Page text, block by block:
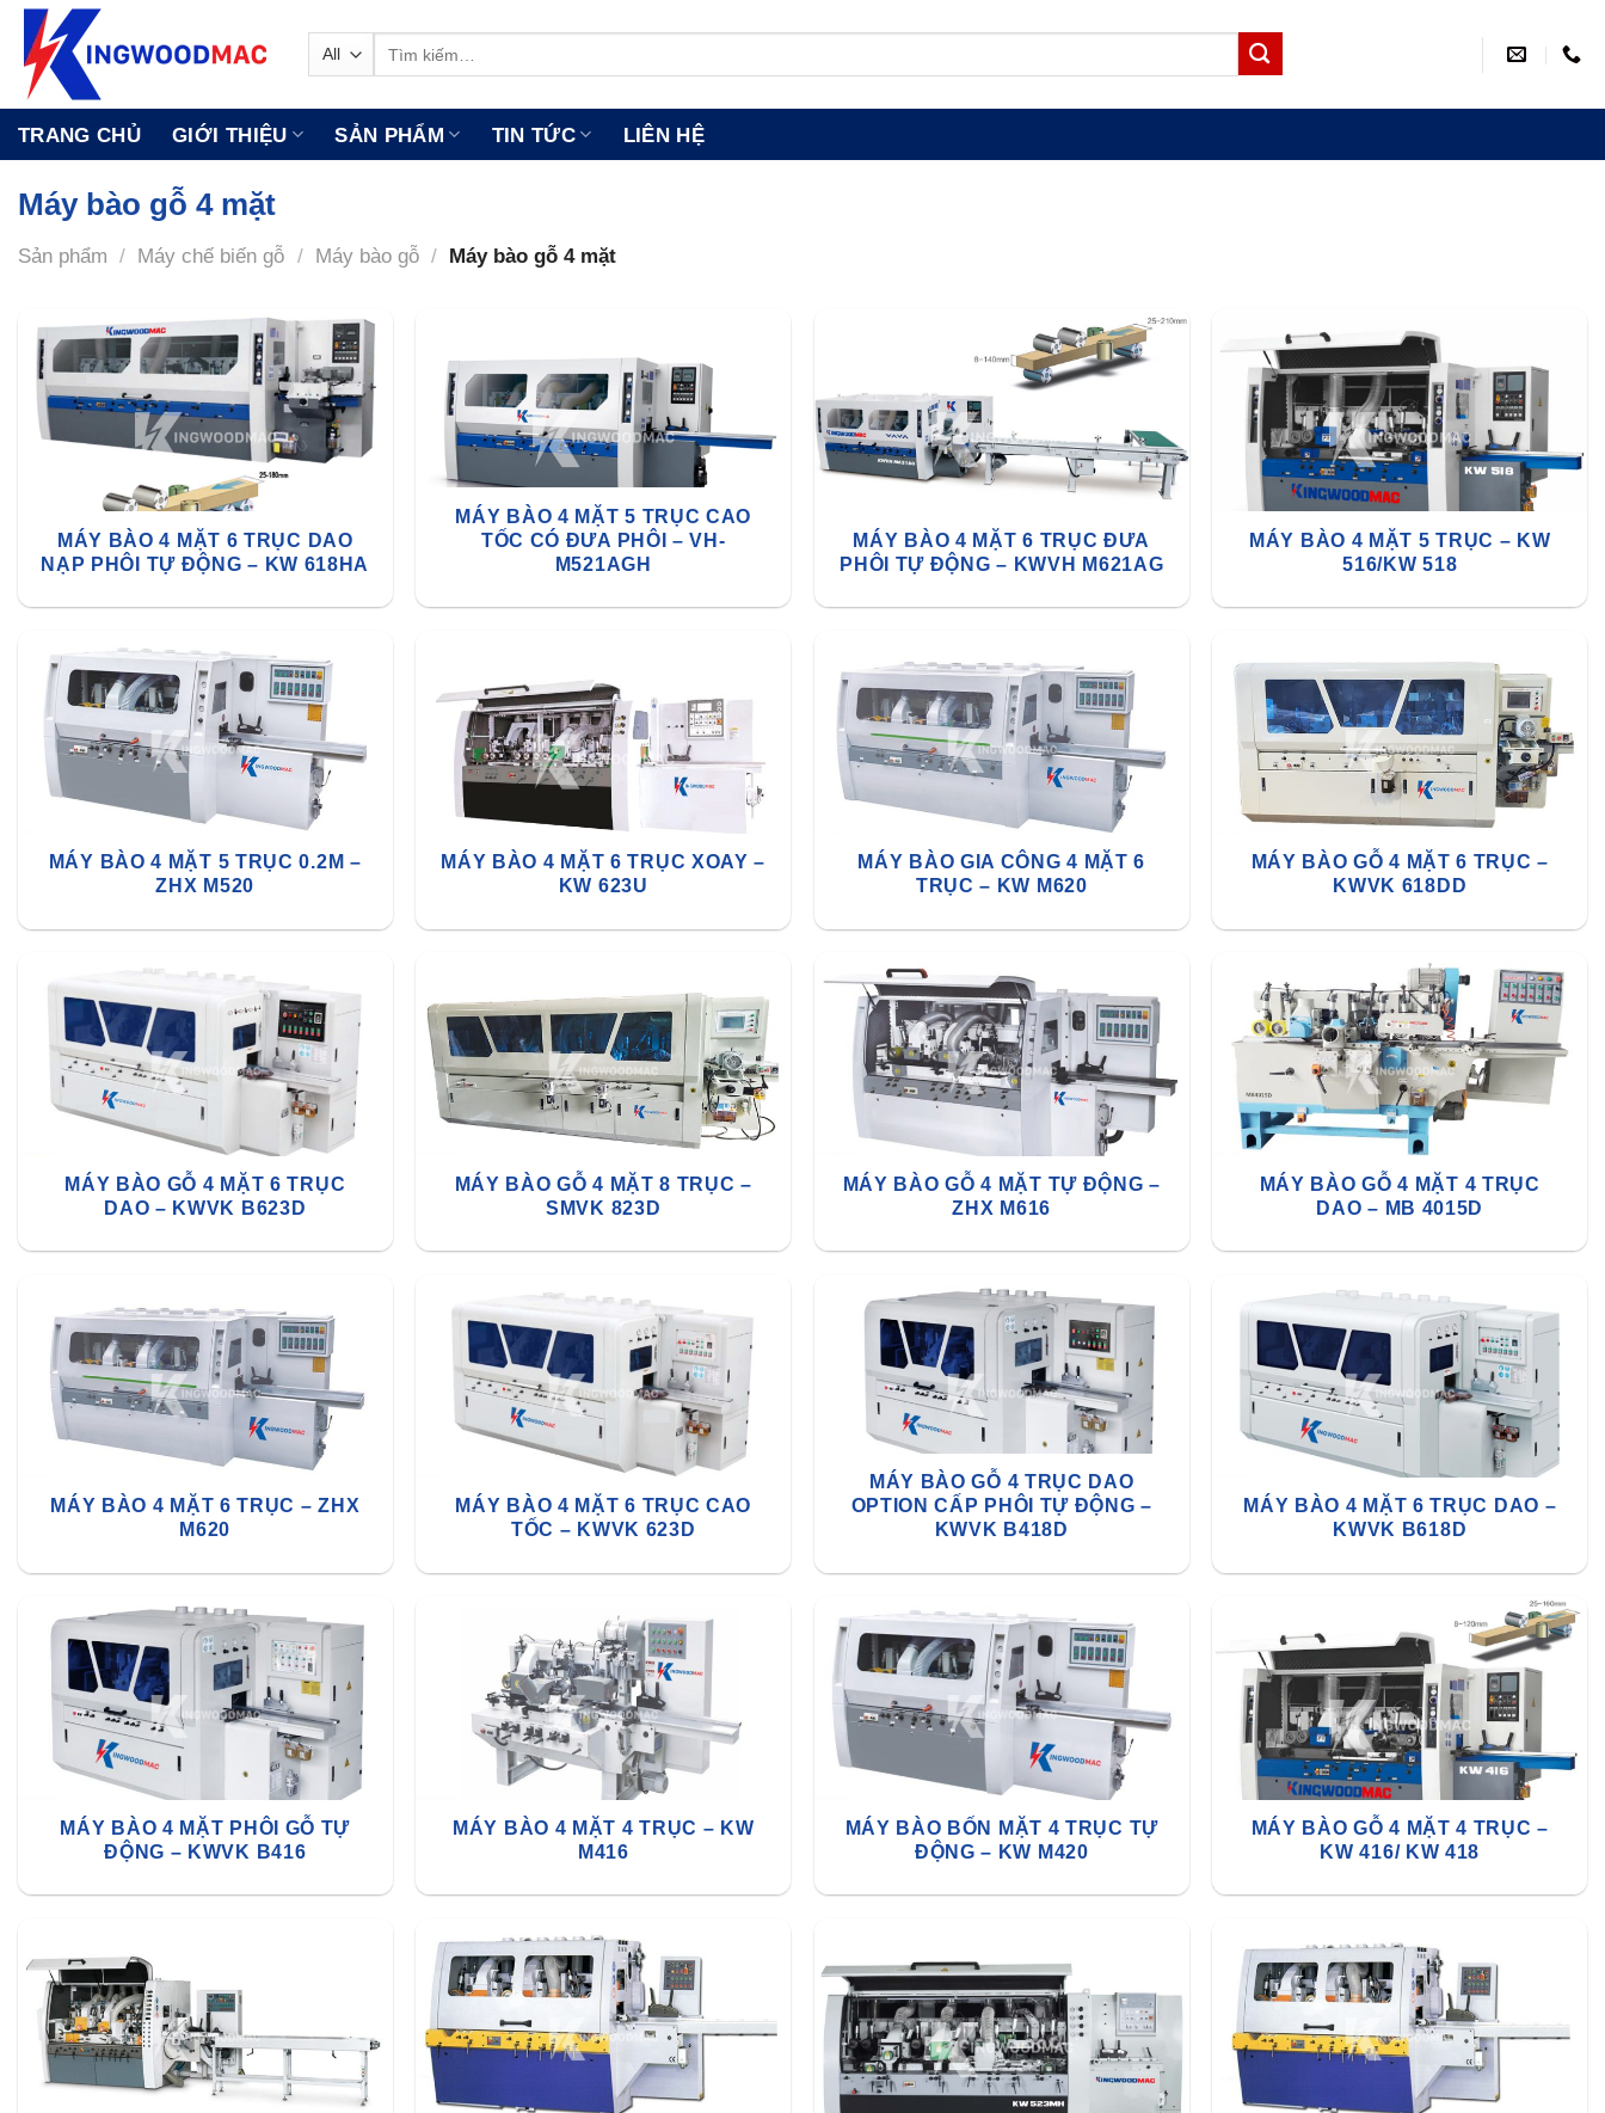
Skip
content
TRANG CHỦ GIỚI THIỆU SẢN PHẨM TIN TỨC LIÊN HỆ
Máy bào gỗ 4 mặt
Sản phẩm / Máy chế biến gỗ / Máy bào gỗ / Máy bào gỗ 4 mặt
MÁY BÀO 4 MẶT 6 TRỤC DAO
NẠP PHÔI TỰ ĐỘNG – KW 618HA
MÁY BÀO 4 MẶT 5 TRỤC CAO
TỐC CÓ ĐƯA PHÔI – VH-
M521AGH
MÁY BÀO 4 MẶT 6 TRỤC ĐƯA
PHÔI TỰ ĐỘNG – KWVH M621AG
MÁY BÀO 4 MẶT 5 TRỤC – KW
516/KW 518
MÁY BÀO 4 MẶT 5 TRỤC 0.2M –
ZHX M520
MÁY BÀO 4 MẶT 6 TRỤC XOAY –
KW 623U
MÁY BÀO GIA CÔNG 4 MẶT 6
TRỤC – KW M620
MÁY BÀO GỖ 4 MẶT 6 TRỤC –
KWVK 618DD
MÁY BÀO GỖ 4 MẶT 6 TRỤC
DAO – KWVK B623D
MÁY BÀO GỖ 4 MẶT 8 TRỤC –
SMVK 823D
MÁY BÀO GỖ 4 MẶT TỰ ĐỘNG –
ZHX M616
MÁY BÀO GỖ 4 MẶT 4 TRỤC
DAO – MB 4015D
MÁY BÀO 4 MẶT 6 TRỤC – ZHX
M620
MÁY BÀO 4 MẶT 6 TRỤC CAO
TỐC – KWVK 623D
MÁY BÀO GỖ 4 TRỤC DAO
OPTION CẤP PHÔI TỰ ĐỘNG –
KWVK B418D
MÁY BÀO 4 MẶT 6 TRỤC DAO –
KWVK B618D
MÁY BÀO 4 MẶT PHÔI GỖ TỰ
ĐỘNG – KWVK B416
MÁY BÀO 4 MẶT 4 TRỤC – KW
M416
MÁY BÀO BỐN MẶT 4 TRỤC TỰ
ĐỘNG – KW M420
MÁY BÀO GỖ 4 MẶT 4 TRỤC –
KW 416/ KW 418